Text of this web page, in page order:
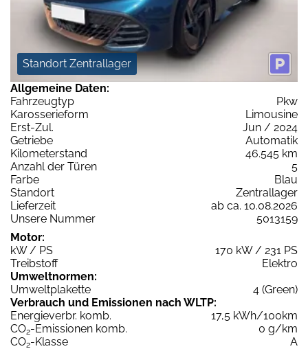
Standort Zentrallager
Allgemeine Daten:
Fahrzeugtyp
Pkw
Karosserieform
Limousine
Erst-Zul.
Jun / 2024
Getriebe
Automatik
Kilometerstand
46.545 km
Anzahl der Türen
5
Farbe
Blau
Standort
Zentrallager
Lieferzeit
ab ca. 10.08.2026
Unsere Nummer
5013159
Motor:
kW / PS
170 kW / 231 PS
Treibstoff
Elektro
Umweltnormen:
Umweltplakette
4 (Green)
Verbrauch und Emissionen nach WLTP:
Energieverbr. komb.
17,5 kWh/100km
CO2-Emissionen komb.
0 g/km
CO2-Klasse
A